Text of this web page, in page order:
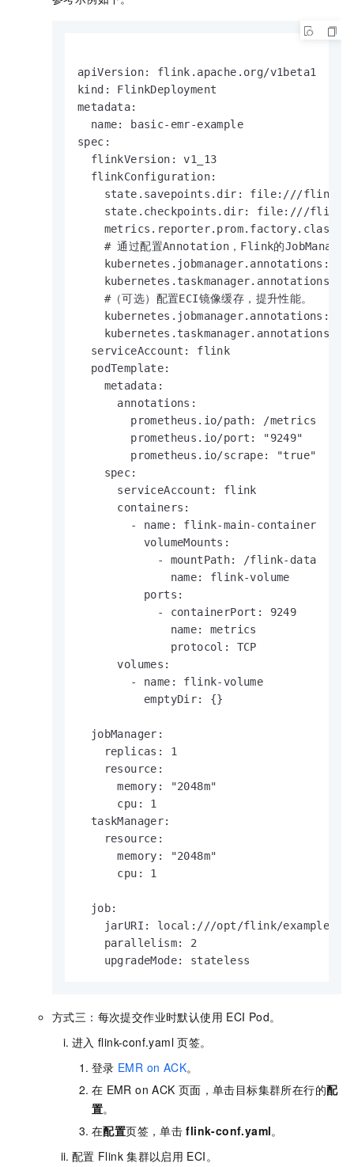
apiVersion: flink.apache.org/v1beta1
kind: FlinkDeployment
metadata:
  name: basic-emr-example
spec:
  flinkVersion: v1_13
  flinkConfiguration:
state.savepoints.dir: file:///flink-
state.checkpoints.dir: file:///
metrics.reporter.prom.factory.class:
# 通过配置Annotation，Flink的
kubernetes.jobmanager.annotations:
kubernetes.taskmanager.annotations:
    #（可选）配置ECI镜像缓存，提升性能。
kubernetes.jobmanager.annotations:
kubernetes.taskmanager.annotations:
  serviceAccount: flink
  podTemplate:
    metadata:
      annotations:
        prometheus.io/path: /metrics
        prometheus.io/port: "9249"
        prometheus.io/scrape: "true"
    spec:
      serviceAccount: flink
      containers:
        - name: flink-main-container
          volumeMounts:
            - mountPath: /flink-data
              name: flink-volume
          ports:
            - containerPort: 9249
              name: metrics
              protocol: TCP
      volumes:
        - name: flink-volume
          emptyDir: {}
  jobManager:
    replicas: 1
    resource:
      memory: "2048m"
      cpu: 1
  taskManager:
    resource:
      memory: "2048m"
      cpu: 1
  job:
jarURI: local:///opt/flink/examples/
    parallelism: 2
upgradeMode:
方式三：每次提交作业时默认使用 ECI Pod。
进入 flink-conf.yaml 页签。
登录 EMR on ACK。
在 EMR on ACK 页面，单击目标集群所在行的配
置。
在配置页签，单击 flink-conf.yaml。
配置 Flink 集群以启用 ECI。